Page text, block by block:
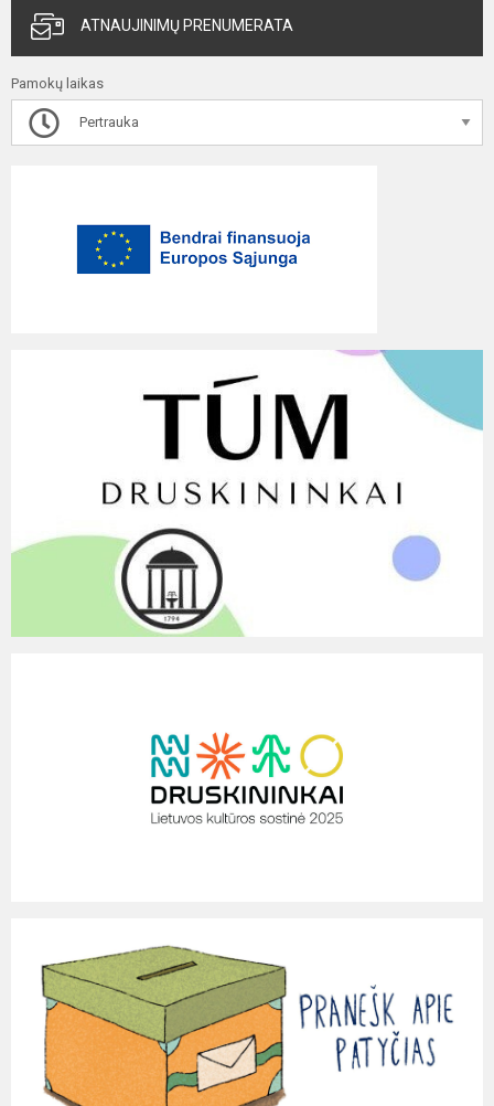
ATNAUJINIMŲ PRENUMERATA
Pamokų laikas
Pertrauka